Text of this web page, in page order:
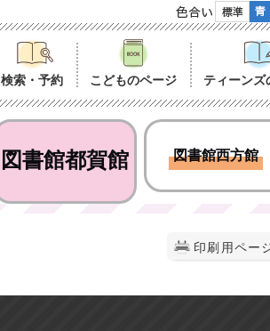
色合い
検索・予約 こどものページ ティーンズ
図書館都賀館 図書館西方館
印刷用ペー